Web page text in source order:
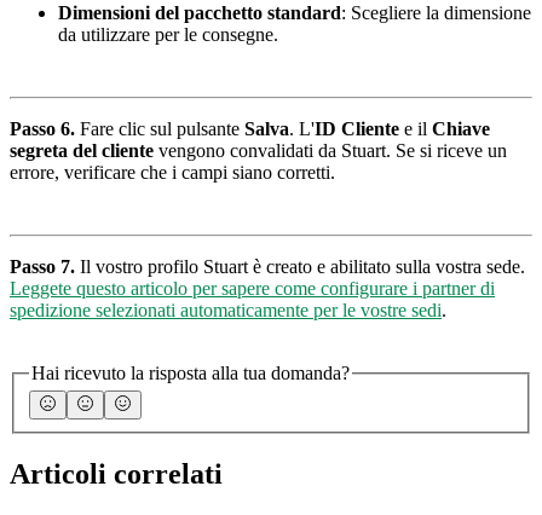
Dimensioni del pacchetto standard: Scegliere la dimensione
da utilizzare per le consegne.
Passo 6. Fare clic sul pulsante Salva. L'ID Cliente e il Chiave
segreta del cliente vengono convalidati da Stuart. Se si riceve un
errore, verificare che i campi siano corretti.
Passo 7. Il vostro profilo Stuart è creato e abilitato sulla vostra sede.
Leggete questo articolo per sapere come configurare i partner di
spedizione selezionati automaticamente per le vostre sedi.
Hai ricevuto la risposta alla tua domanda?
Articoli correlati